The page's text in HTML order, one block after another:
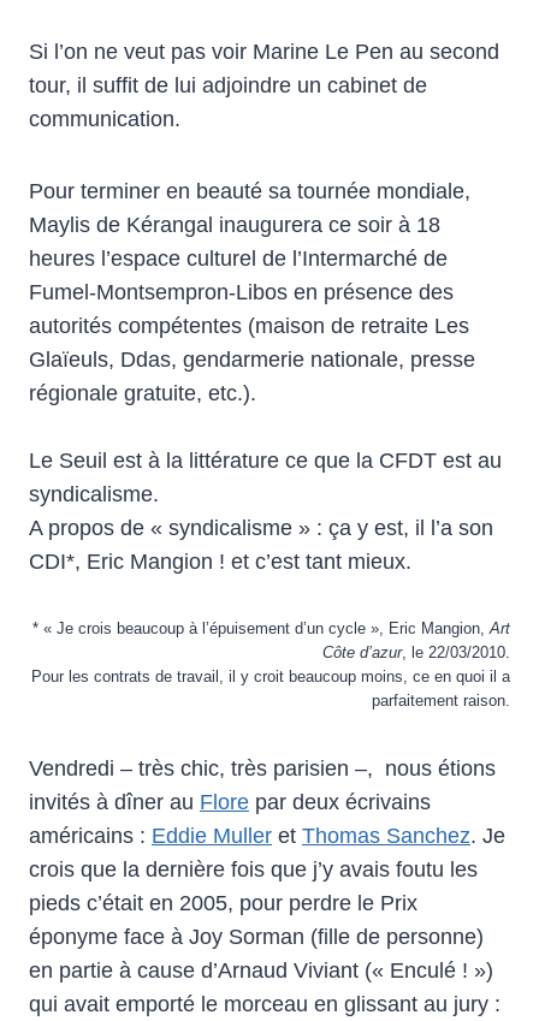
Si l’on ne veut pas voir Marine Le Pen au second
tour, il suffit de lui adjoindre un cabinet de
communication.
Pour terminer en beauté sa tournée mondiale,
Maylis de Kérangal inaugurera ce soir à 18
heures l’espace culturel de l’Intermarché de
Fumel-Montsempron-Libos en présence des
autorités compétentes (maison de retraite Les
Glaïeuls, Ddas, gendarmerie nationale, presse
régionale gratuite, etc.).
Le Seuil est à la littérature ce que la CFDT est au
syndicalisme.
A propos de « syndicalisme » : ça y est, il l’a son
CDI*, Eric Mangion ! et c’est tant mieux.
* « Je crois beaucoup à l’épuisement d’un cycle », Eric Mangion,Art
Côte d’azur, le 22/03/2010.
Pour les contrats de travail, il y croit beaucoup moins, ce en quoi il a
parfaitement raison.
Vendredi – très chic, très parisien –, nous étions
invités à dîner au Flore par deux écrivains
américains : Eddie Muller et Thomas Sanchez. Je
crois que la dernière fois que j’y avais foutu les
pieds c’était en 2005, pour perdre le Prix
éponyme face à Joy Sorman (fille de personne)
en partie à cause d’Arnaud Viviant (« Enculé ! »)
qui avait emporté le morceau en glissant au jury :